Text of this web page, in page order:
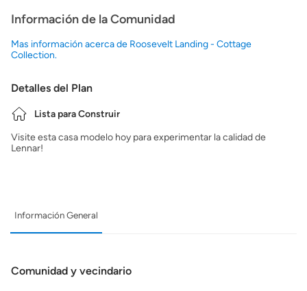
Información de la Comunidad
Mas información acerca de Roosevelt Landing - Cottage
Collection.
Detalles del Plan
Lista para Construir
Visite esta casa modelo hoy para experimentar la calidad de
Lennar!
Información General
Comunidad y vecindario